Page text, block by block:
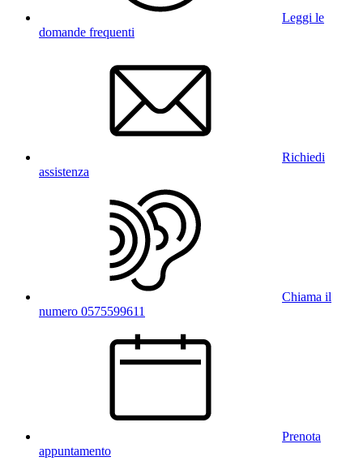
Leggi le
domande frequenti
Richiedi
assistenza
Chiama il
numero 0575599611
Prenota
appuntamento